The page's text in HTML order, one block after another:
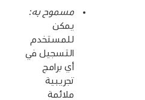
مسموح به:
يمكن
للمستخدم
التسجيل في
أي برامج
تجريبية
ملائمة